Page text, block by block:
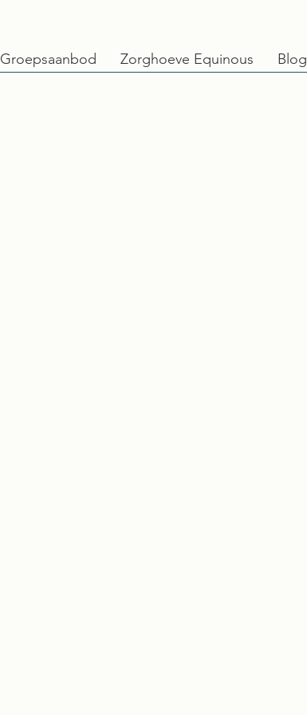
Groepsaanbod Zorghoeve Equinous Blog